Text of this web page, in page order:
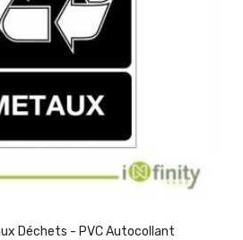
Déchets - PVC Autocollant